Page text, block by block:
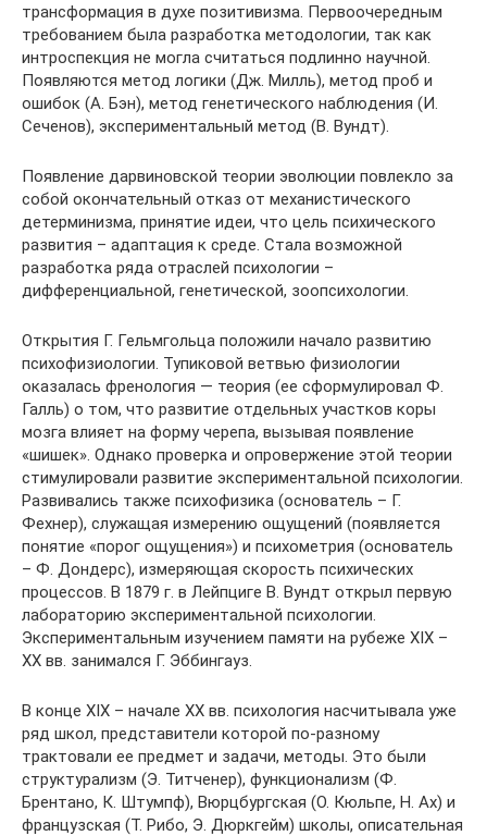
трансформация в духе позитивизма. Первоочередным
требованием была разработка методологии, так как
интроспекция не могла считаться подлинно научной.
Появляются метод логики (Дж. Милль), метод проб и
ошибок (А. Бэн), метод генетического наблюдения (И.
Сеченов), экспериментальный метод (В. Вундт).
Появление дарвиновской теории эволюции повлекло за
собой окончательный отказ от механистического
детерминизма, принятие идеи, что цель психического
развития – адаптация к среде. Стала возможной
разработка ряда отраслей психологии –
дифференциальной, генетической, зоопсихологии.
Открытия Г. Гельмгольца положили начало развитию
психофизиологии. Тупиковой ветвью физиологии
оказалась френология — теория (ее сформулировал Ф.
Галль) о том, что развитие отдельных участков коры
мозга влияет на форму черепа, вызывая появление
«шишек». Однако проверка и опровержение этой теории
стимулировали развитие экспериментальной психологии.
Развивались также психофизика (основатель – Г.
Фехнер), служащая измерению ощущений (появляется
понятие «порог ощущения») и психометрия (основатель
– Ф. Дондерс), измеряющая скорость психических
процессов. В 1879 г. в Лейпциге В. Вундт открыл первую
лабораторию экспериментальной психологии.
Экспериментальным изучением памяти на рубеже XIX –
XX вв. занимался Г. Эббингауз.
В конце XIX – начале XX вв. психология насчитывала уже
ряд школ, представители которой по-разному
трактовали ее предмет и задачи, методы. Это были
структурализм (Э. Титченер), функционализм (Ф.
Брентано, К. Штумпф), Вюрцбургская (О. Кюльпе, Н. Ах) и
французская (Т. Рибо, Э. Дюркгейм) школы, описательная